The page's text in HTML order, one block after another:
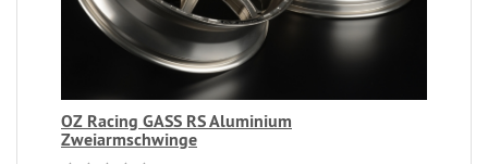
OZ Racing GASS RS Aluminium
Zweiarmschwinge